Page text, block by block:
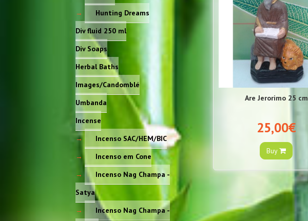
Hunting Dreams
Div fluid 250 ml
Div Soaps
Herbal Baths
Images/Candomblé
Umbanda
Incense
Incenso SAC/HEM/BIC
Incenso em Cone
Incenso Nag Champa -
Satya
Incenso Nag Champa -
Are Jerorimo 25 cm
25,00€
Buy